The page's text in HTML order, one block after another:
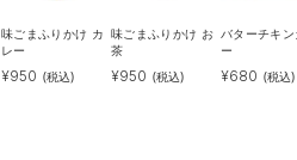
味ごまふりかけ カ
レー
¥950 (税込)
味ごまふりかけ お
茶
¥950 (税込)
バターチキン
ー
¥680 (税込)